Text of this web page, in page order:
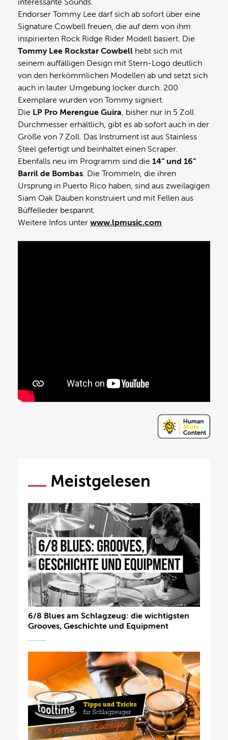
interessante Sounds.
Endorser Tommy Lee darf sich ab sofort über eine
Signature Cowbell freuen, die auf dem von ihm
inspirierten Rock Ridge Rider Modell basiert. Die
Tommy Lee Rockstar Cowbell hebt sich mit
seinem auffälligen Design mit Stern-Logo deutlich
von den herkömmlichen Modellen ab und setzt sich
auch in lauter Umgebung locker durch. 200
Exemplare wurden von Tommy signiert.
Die LP Pro Merengue Guira, bisher nur in 5 Zoll
Durchmesser erhältlich, gibt es ab sofort auch in der
Größe von 7 Zoll. Das Instrument ist aus Stainless
Steel gefertigt und beinhaltet einen Scraper.
Ebenfalls neu im Programm sind die 14“ und 16“
Barril de Bombas. Die Trommeln, die ihren
Ursprung in Puerto Rico haben, sind aus zweilagigen
Siam Oak Dauben konstruiert und mit Fellen aus
Büffelleder bespannt.
Weitere Infos unter www.lpmusic.com
Meistgelesen
6/8 Blues am Schlagzeug: die wichtigsten
Grooves, Geschichte und Equipment